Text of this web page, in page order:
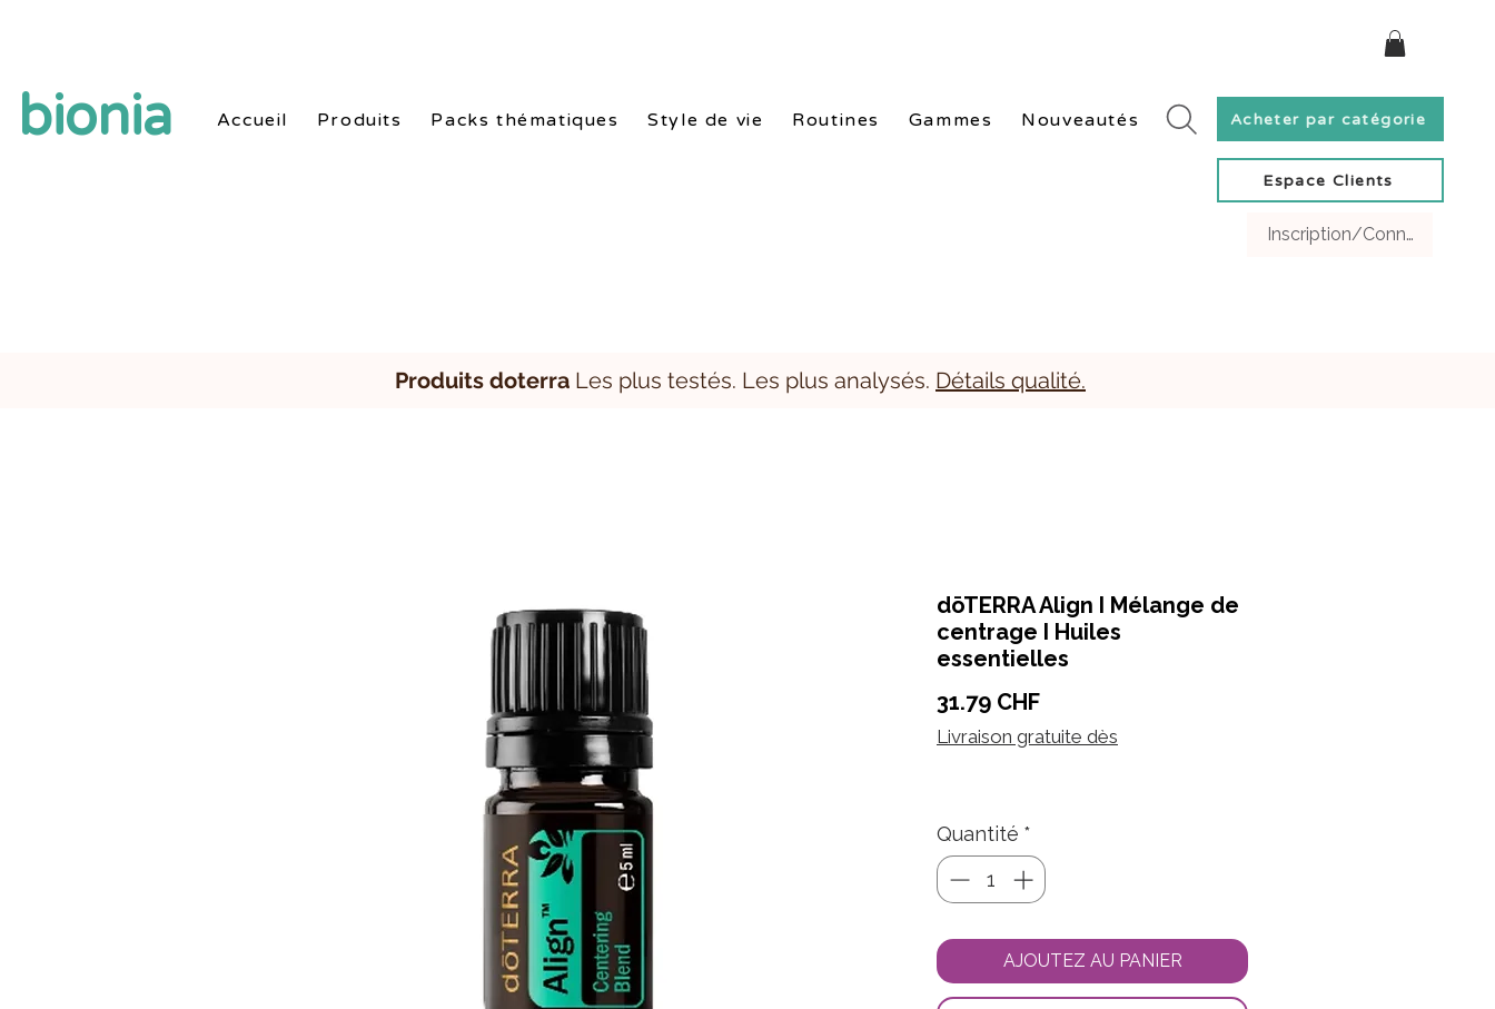
bionia Accueil Produits Packs thématiques Style de vie Routines Gammes Nouveautés Acheter par catégorie
Espace Clients
Inscription/Connexion
Produits doterra Les plus testés. Les plus analysés. Détails qualité.
dōTERRA Align I Mélange de
centrage I Huiles
essentielles
31.79 CHFPrix
Livraison gratuite dès
Quantité *
AJOUTEZ AU PANIER